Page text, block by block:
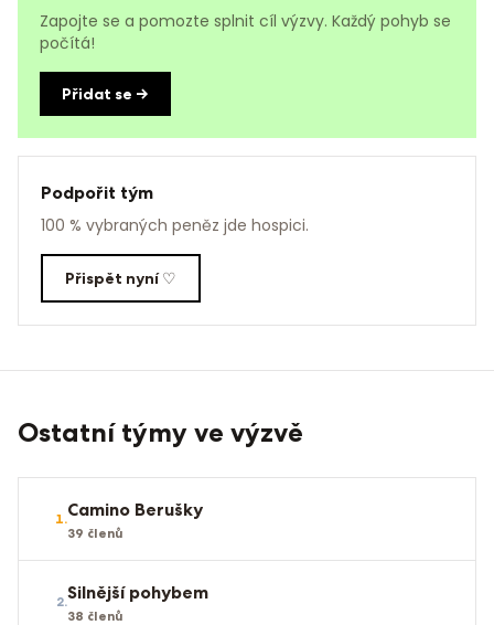
Zapojte se a pomozte splnit cíl výzvy. Každý pohyb se
počítá!
Přidat se →
Podpořit tým
100 % vybraných peněz jde hospici.
Přispět nyní ♡
Ostatní týmy ve výzvě
1.Camino Berušky
39 členů
2.Silnější pohybem
38 členů